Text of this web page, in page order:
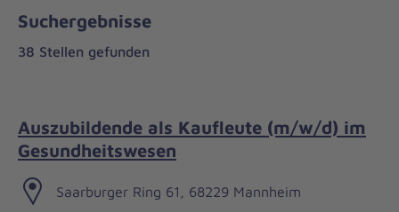
Suchergebnisse
38 Stellen gefunden
Auszubildende als Kaufleute (m/w/d) im
Gesundheitswesen
Saarburger Ring 61, 68229 Mannheim